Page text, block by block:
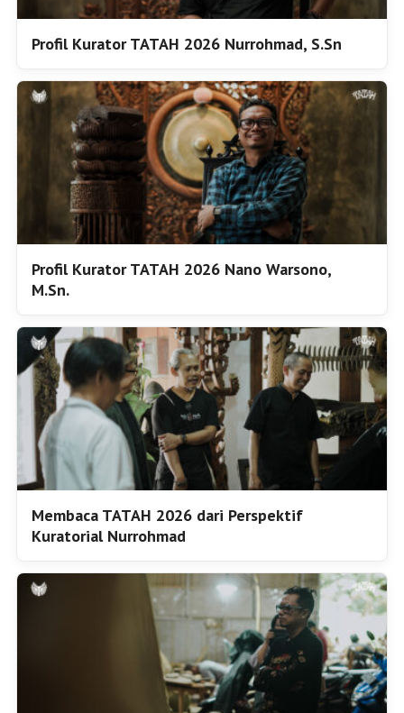
Profil Kurator TATAH 2026 Nurrohmad, S.Sn
Profil Kurator TATAH 2026 Nano Warsono,
M.Sn.
Membaca TATAH 2026 dari Perspektif
Kuratorial Nurrohmad